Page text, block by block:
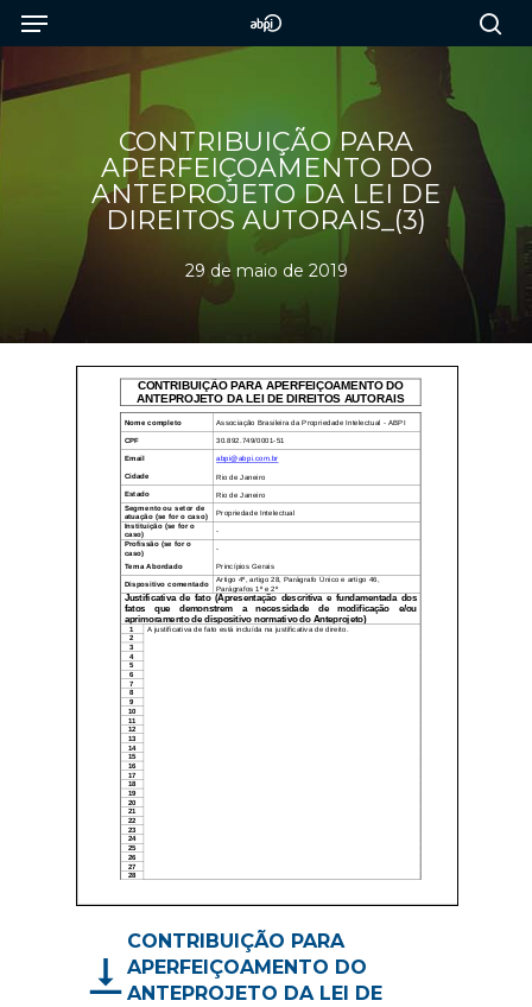
Skip
main
content
Menu
CONTRIBUIÇÃO PARA
APERFEIÇOAMENTO DO
ANTEPROJETO DA LEI DE
DIREITOS AUTORAIS_(3)
29 de maio de 2019
CONTRIBUIÇÃO PARA
APERFEIÇOAMENTO DO
ANTEPROJETO DA LEI DE